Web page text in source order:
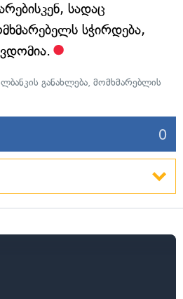
სადაც
სჭირდება,
განახლება, მომხმარებლის
0